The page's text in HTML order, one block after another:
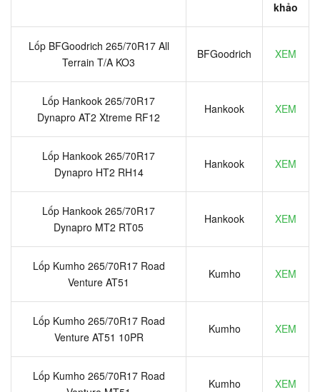
khảo
Lốp BFGoodrich 265/70R17 All
Terrain T/A KO3
BFGoodrich XEM
Lốp Hankook 265/70R17
Dynapro AT2 Xtreme RF12
Hankook XEM
Lốp Hankook 265/70R17
Dynapro HT2 RH14
Hankook XEM
Lốp Hankook 265/70R17
Dynapro MT2 RT05
Hankook XEM
Lốp Kumho 265/70R17 Road
Venture AT51
Kumho XEM
Lốp Kumho 265/70R17 Road
Venture AT51 10PR
Kumho XEM
Lốp Kumho 265/70R17 Road
Kumho XEM